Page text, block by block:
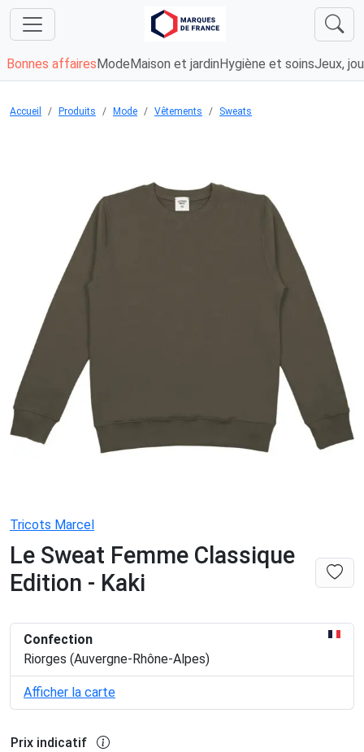
Bonnes affaires Mode Maison et jardin Hygiène et soinsJeux,
Accueil Produits Mode Vêtements Sweats
Tricots Marcel
Le Sweat Femme Classique
Edition - Kaki
Confection
Riorges (Auvergne-Rhône-Alpes)
Afficher la carte
Prix indicatif